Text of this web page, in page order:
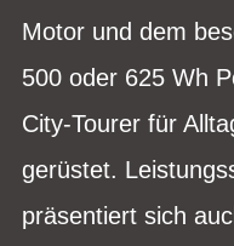
Motor und dem
500 oder 625 Wh
City-Tourer für
gerüstet.
präsentiert sich